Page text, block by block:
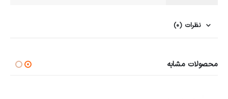
نظرات (0)
محصولات مشابه